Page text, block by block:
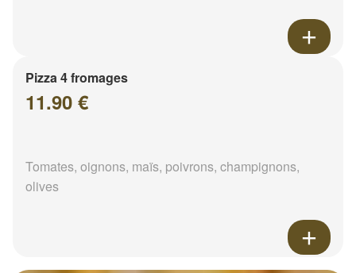
Pizza 4 fromages
11.90 €
Tomates, oignons, maïs, poivrons, champignons,
olives